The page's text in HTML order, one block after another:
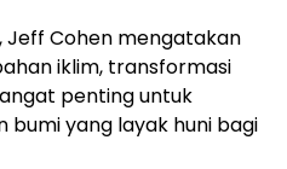
Jeff Cohen mengatakan
iklim, transformasi
penting untuk
yang layak huni bagi